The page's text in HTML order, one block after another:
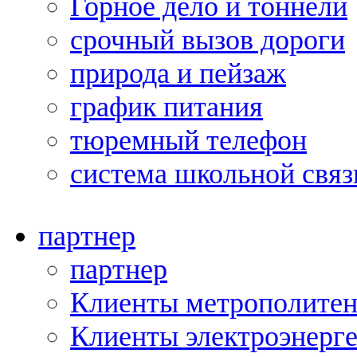
Горное дело и тоннели
срочный вызов дороги
природа и пейзаж
график питания
тюремный телефон
система школьной
партнер
партнер
Клиенты
Клиенты